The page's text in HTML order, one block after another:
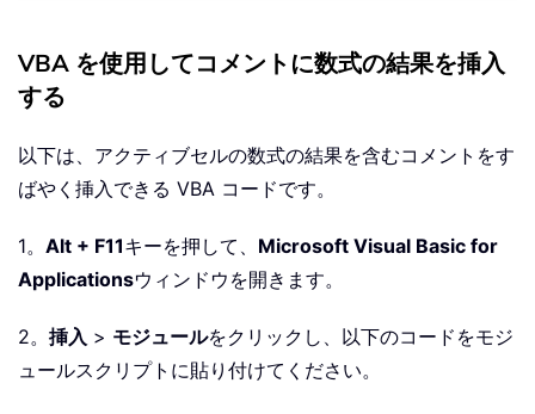
VBA を使用してコメントに数式の結果を挿入
する
以下は、アクティブセルの数式の結果を含むコメントをす
ばやく挿入できる VBA コードです。
1。 Alt + F11キーを押して、 Microsoft Visual Basic for
Applicationsウィンドウを開きます。
2。 挿入 > モジュールをクリックし、以下のコードをモジ
ュールスクリプトに貼り付けてください。